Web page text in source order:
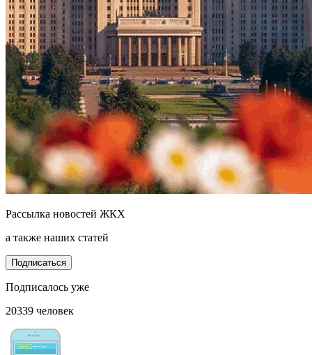
Рассылка новостей ЖКХ
а также наших статей
Подписаться
Подписалось уже
20339 человек